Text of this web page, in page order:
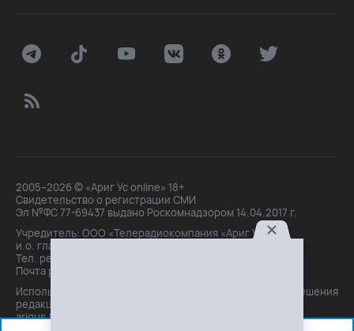
2005–2026 © «Ариг Ус online» 18+
Свидетельство о регистрации СМИ
Эл №ФС 77-69437 выдано Роскомнадзором 14.04.2017 г.
Учредитель: ООО «Телерадиокомпания «Ариг Ус»,
и.о. главного редактора: Маханова О.Б.
Тел. peдakции: +7(3012)21-30-14,
Почта peдakции: editor@arigus.tv
Использование материалов только с письменного разрешения
редакции. При цитировании прямая активная ссылка на
arigus.tv обязательна.